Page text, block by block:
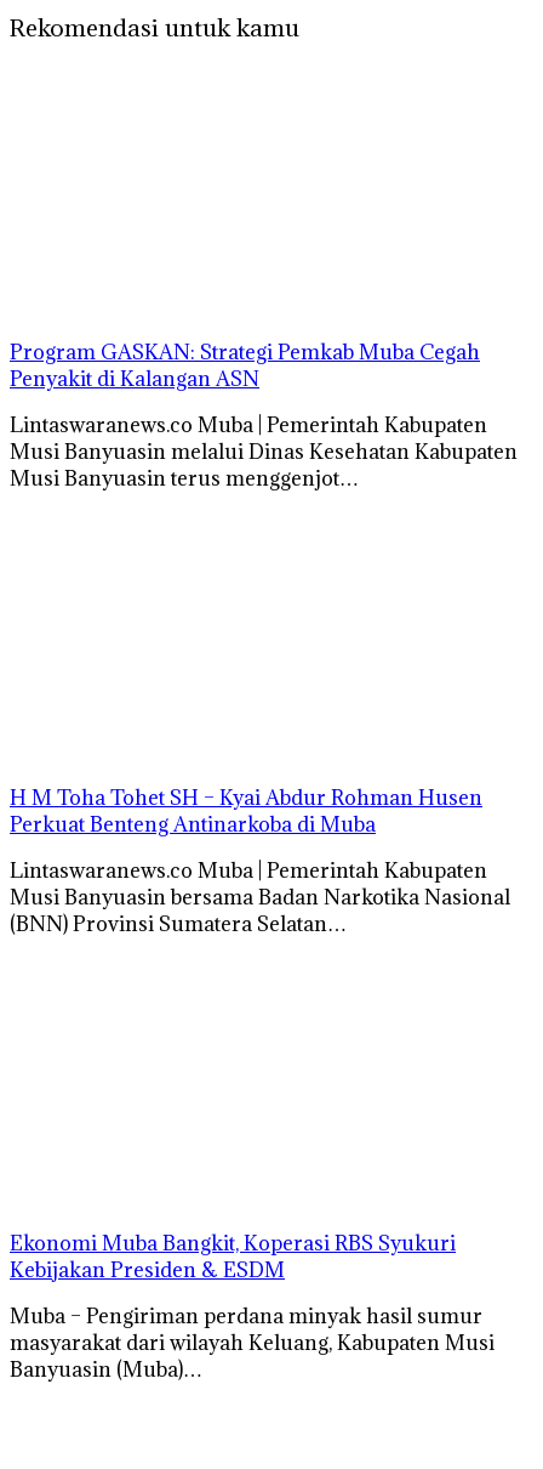
Rekomendasi untuk kamu
Program GASKAN: Strategi Pemkab Muba Cegah
Penyakit di Kalangan ASN
Lintaswaranews.co Muba | Pemerintah Kabupaten
Musi Banyuasin melalui Dinas Kesehatan Kabupaten
Musi Banyuasin terus menggenjot…
H M Toha Tohet SH – Kyai Abdur Rohman Husen
Perkuat Benteng Antinarkoba di Muba
Lintaswaranews.co Muba | Pemerintah Kabupaten
Musi Banyuasin bersama Badan Narkotika Nasional
(BNN) Provinsi Sumatera Selatan…
Ekonomi Muba Bangkit, Koperasi RBS Syukuri
Kebijakan Presiden & ESDM
Muba – Pengiriman perdana minyak hasil sumur
masyarakat dari wilayah Keluang, Kabupaten Musi
Banyuasin (Muba)…